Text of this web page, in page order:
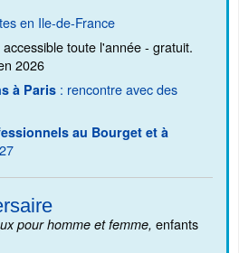
en Ile-de-France
accessible toute l'année - gratuit.
2026
à Paris : rencontre avec des
au Bourget et à
pour homme et femme, enfants